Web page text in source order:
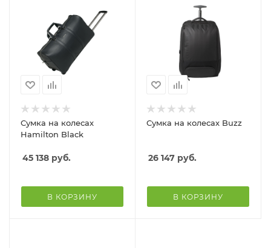
Сумка на колесах
Hamilton Black
45 138 руб.
В КОРЗИНУ
Сумка на колесах Buzz
26 147 руб.
В КОРЗИНУ